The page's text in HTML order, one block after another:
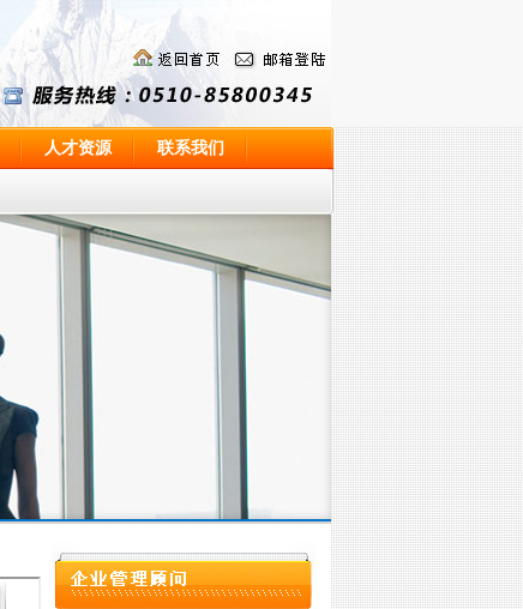
人才资源 联系我们